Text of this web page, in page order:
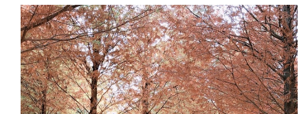
點
｜
網
美
打
卡
埔
里